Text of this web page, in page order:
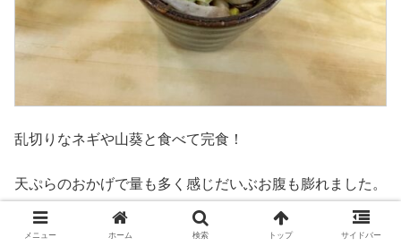
乱切りなネギや山葵と食べて完食！
天ぷらのおかげで量も多く感じだいぶお腹も膨れました。
メニュー ホーム 検索 トップ サイドバー